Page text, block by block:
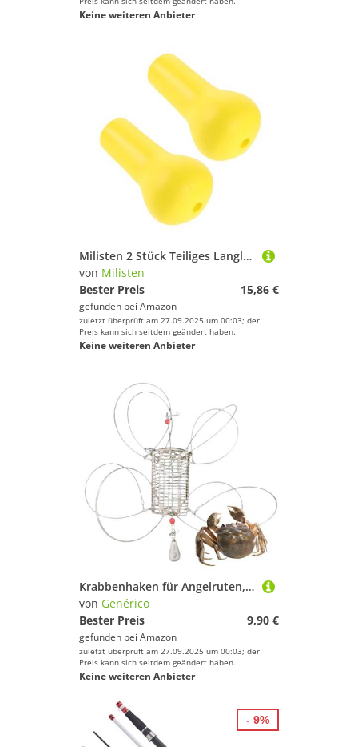
Keine weiteren Anbieter
Milisten 2 Stück Teiliges Langlebiger Wetterfester Runder Eva-Rutenhalter mit Stoßdämpfung Stabiler Schutz für Große Angelruten für Hochsee Offshore-Angeln
von Milisten
Bester Preis
15,86 €
gefunden bei Amazon
zuletzt überprüft am 27.09.2025 um 00:03; der
Preis kann sich seitdem geändert haben.
Keine weiteren Anbieter
Krabbenhaken für Angelruten, Dungeness Haken mit 8 Ringen, Leckagekäfig für aus Salzwasser für , Feder, , Kajak und Hochsee-Karabiner
von Genérico
Bester Preis
9,90 €
gefunden bei Amazon
zuletzt überprüft am 27.09.2025 um 00:03; der
Preis kann sich seitdem geändert haben.
Keine weiteren Anbieter
- 9%